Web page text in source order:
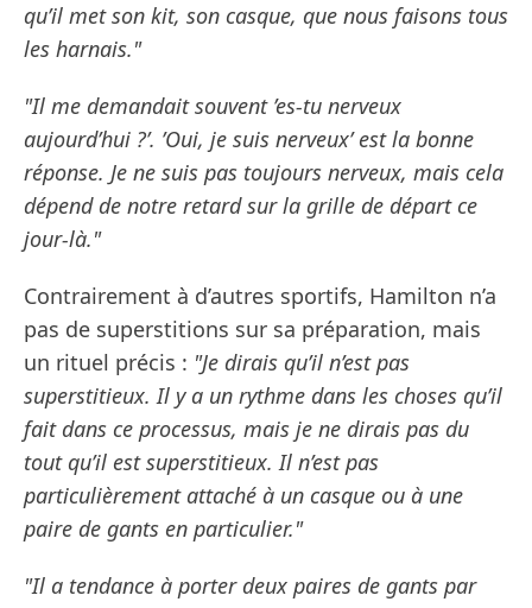
qu’il met son kit, son casque, que nous faisons tous
les harnais."
"Il me demandait souvent ’es-tu nerveux
aujourd’hui ?’. ’Oui, je suis nerveux’ est la bonne
réponse. Je ne suis pas toujours nerveux, mais cela
dépend de notre retard sur la grille de départ ce
jour-là."
Contrairement à d’autres sportifs, Hamilton n’a
pas de superstitions sur sa préparation, mais
un rituel précis : "Je dirais qu’il n’est pas
superstitieux. Il y a un rythme dans les choses qu’il
fait dans ce processus, mais je ne dirais pas du
tout qu’il est superstitieux. Il n’est pas
particulièrement attaché à un casque ou à une
paire de gants en particulier."
"Il a tendance à porter deux paires de gants par